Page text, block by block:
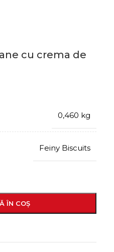
cu crema de
0,460 kg
Feiny Biscuits
ÎN COȘ